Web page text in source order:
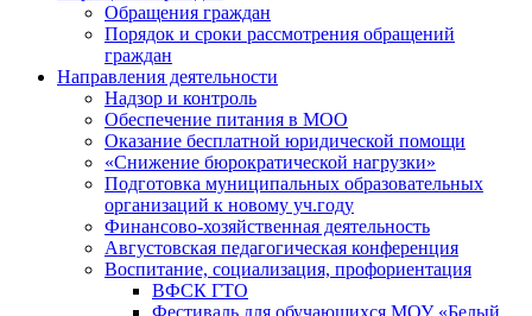
Обращения граждан
Порядок и сроки рассмотрения обращений
граждан
Направления деятельности
Надзор и контроль
Обеспечение питания в МОО
Оказание бесплатной юридической помощи
«Снижение бюрократической нагрузки»
Подготовка муниципальных образовательных
организаций к новому уч.году
Финансово-хозяйственная деятельность
Августовская педагогическая конференция
Воспитание, социализация, профориентация
ВФСК ГТО